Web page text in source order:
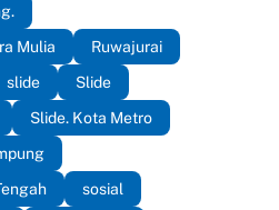
Mulia
Ruwajurai
slide
Slide
Slide. Kota Metro
sosial